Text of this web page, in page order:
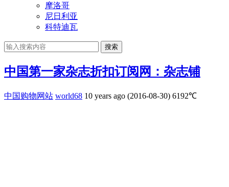
摩洛哥
尼日利亚
科特迪瓦
搜索
中国第一家杂志折扣订阅网：杂志铺
中国购物网站 world68 10 years ago (2016-08-30) 6192℃